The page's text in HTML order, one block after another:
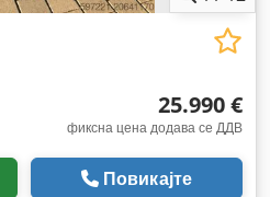
25.990 €
фиксна цена додава се ДДВ
Повикајте